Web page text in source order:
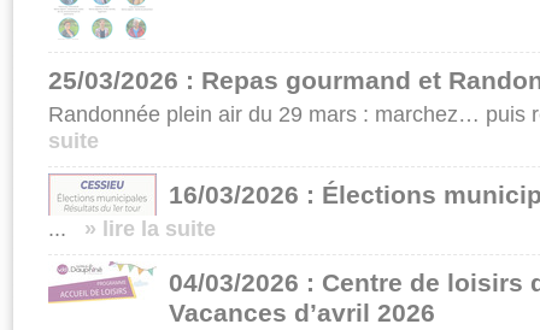
25/03/2026 : Repas gourmand et
Randonnée plein air du 29 mars : marchez… puis
suite
16/03/2026 : Élections
... » lire la suite
04/03/2026 : Centre de loisirs
Vacances d’avril 2026